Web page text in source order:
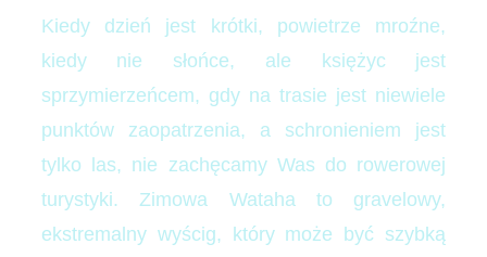
Kiedy dzień jest krótki, powietrze mroźne,
kiedy nie słońce, ale księżyc jest
sprzymierzeńcem, gdy na trasie jest niewiele
punktów zaopatrzenia, a schronieniem jest
tylko las, nie zachęcamy Was do rowerowej
turystyki. Zimowa Wataha to gravelowy,
ekstremalny wyścig, który może być szybką